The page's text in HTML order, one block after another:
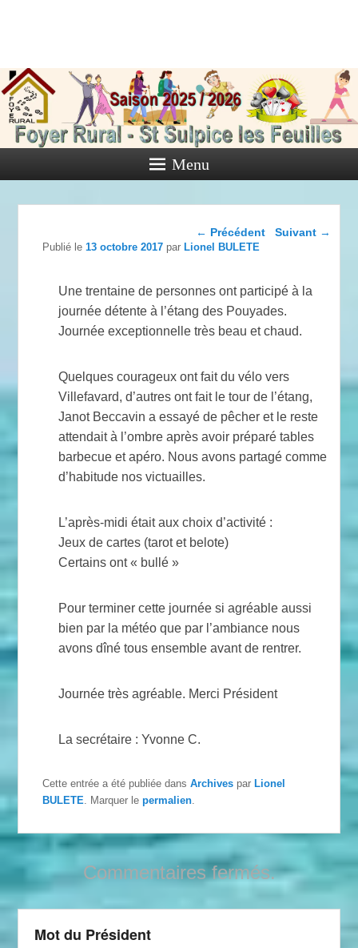
de Saint
Sulpice les
Feuilles
Activités diverses de l'Association
Menu
Navigation dans les
← Précédent Suivant →
Publié le13 octobre 2017 parLionel BULETE
Une trentaine de personnes ont participé à la
journée détente à l’étang des Pouyades.
Journée exceptionnelle très beau et chaud.
Quelques courageux ont fait du vélo vers
Villefavard, d’autres ont fait le tour de l’étang,
Janot Beccavin a essayé de pêcher et le reste
attendait à l’ombre après avoir préparé tables
barbecue et apéro. Nous avons partagé comme
d’habitude nos victuailles.
L’après-midi était aux choix d’activité :
Jeux de cartes (tarot et belote)
Certains ont « bullé »
Pour terminer cette journée si agréable aussi
bien par la météo que par l’ambiance nous
avons dîné tous ensemble avant de rentrer.
Journée très agréable. Merci Président
La secrétaire : Yvonne C.
Cette entrée a été publiée dansArchives parLionel
BULETE . Marquer lepermalien
Commentaires fermés.
Mot du Président